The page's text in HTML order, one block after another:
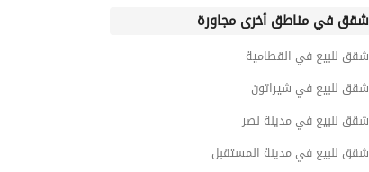
شقق للبيع في الديار ريزيدنس
شقق للبيع في كومباوند هايد بارك القاهرة الجديدة
شقق للبيع في كومباوند قطامية ديونز
شقق في مناطق أخرى مجاورة
شقق للبيع في القطامية
شقق للبيع في شيراتون
شقق للبيع في مدينة نصر
شقق للبيع في مدينة المستقبل